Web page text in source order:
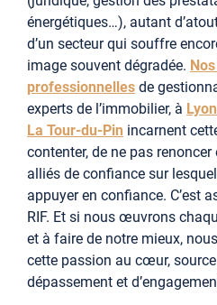
énergétiques…), autant
d’un secteur qui souffre
image souvent dégradée.
professionnelles de
experts de l’immobilier, à Lyon
La Tour-du-Pin incarnent
contenter, de ne pas renoncer
alliés de confiance sur
appuyer en confiance. C’est
RIF. Et si nous œuvrons
et à faire de notre mieux,
cette passion au cœur,
dépassement et